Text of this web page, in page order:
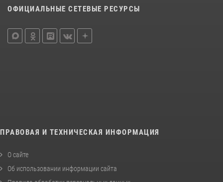
ОФИЦИАЛЬНЫЕ СЕТЕВЫЕ РЕСУРСЫ
ПРАВОВАЯ И ТЕХНИЧЕСКАЯ ИНФОРМАЦИЯ
О сайте
Об использовании информации сайта